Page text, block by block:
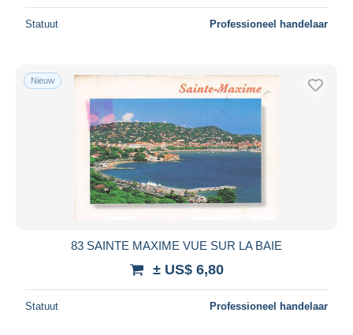
Statuut Professioneel handelaar
Nieuw
83 SAINTE MAXIME VUE SUR LA BAIE
± US$ 6,80
Statuut Professioneel handelaar